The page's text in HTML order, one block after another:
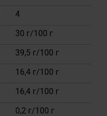
4
30 г/100 г
39,5 г/100 г
16,4 г/100 г
16,4 г/100 г
0,2 г/100 г